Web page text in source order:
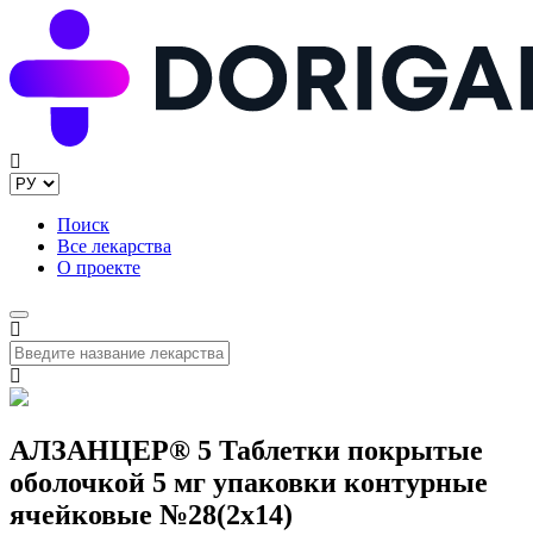
Поиск
Все лекарства
О проекте
АЛЗАНЦЕР® 5 Таблетки покрытые
оболочкой 5 мг упаковки контурные
ячейковые №28(2x14)